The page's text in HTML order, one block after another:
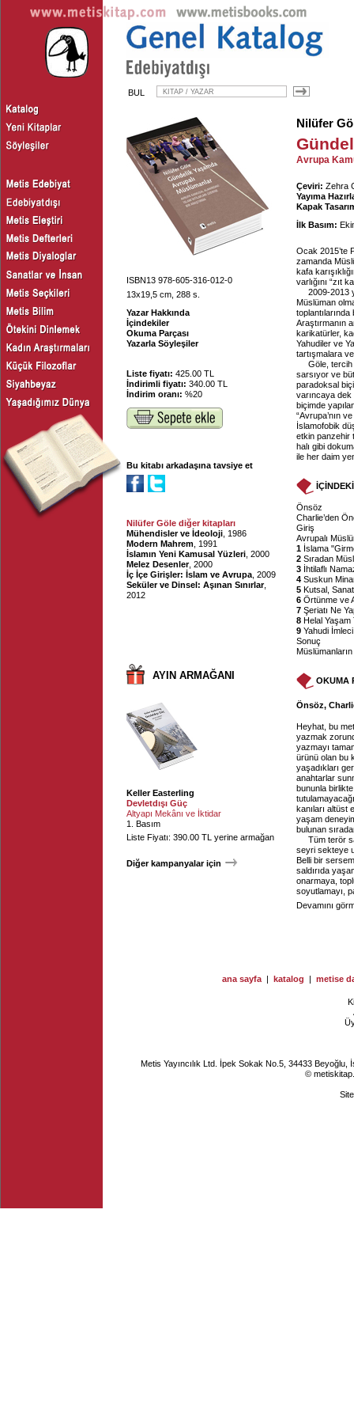
BUL
ISBN13 978-605-316-012-0
13x19,5 cm, 288 s.
Yazar Hakkında
İçindekiler
Okuma Parçası
Yazarla Söyleşiler
Liste fiyatı: 425.00 TL
İndirimli fiyatı: 340.00 TL
İndirim oranı: %20
Bu kitabı arkadaşına tavsiye et
Nilüfer Göle diğer kitapları
Mühendisler ve İdeoloji , 1986
Modern Mahrem , 1991
İslamın Yeni Kamusal Yüzleri , 2000
Melez Desenler, 2000
İç İçe Girişler: İslam ve Avrupa , 2009
Seküler ve Dinsel: Aşınan Sınırlar,
2012
AYIN ARMAĞANI
Keller Easterling
Devletdışı Güç
Altyapı Mekânı ve İktidar
1. Basım
Liste Fiyatı: 390.00 TL yerine armağan
Diğer kampanyalar için
Nilüfer
Avrupa
Çeviri: Zehra
Yayıma
Kapak
İlk Basım:
Ocak 2015’te
zamanda
kafa
varlığını “zıt
2009-2013
Müslüman
Araştırmanın
karikatürler,
Yahudiler ve
tartışmalara
Göle,
sarsıyor ve
paradoksal
varıncaya dek
biçimde
“Avrupa’nın
İslamofobik
etkin panzehir
halı gibi
ile her daim
Önsöz
Charlie’den
Giriş
Avrupalı
1 İslama
2 Sıradan
3 İhtilaflı
4 Suskun
5 Kutsal,
6 Örtünme ve
7 Şeriatı Ne
8 Helal Yaşam
9 Yahudi İmleci
Sonuç
OKUMA
Önsöz,
Heyhat, bu
yazmak
yazmayı
ürünü olan bu
yaşadıkları
anahtarlar
bununla
kanıları
yaşam
bulunan
Tüm terör
seyri sekteye
Belli bir
saldırıda
onarmaya,
soyutlamayı,
Devamını
ana sayfa | katalog | metise
Metis Yayıncılık Ltd. İpek Sokak No.5, 34433
©